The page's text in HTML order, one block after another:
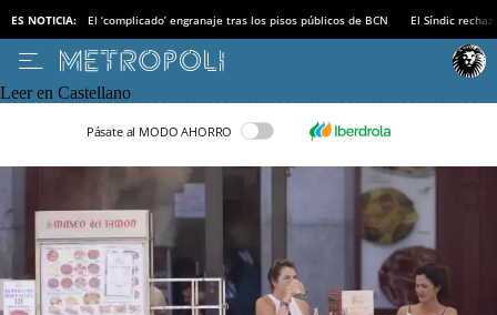
ES NOTICIA: El ‘complicado’ engranaje tras los pisos públicos de BCN El Síndic
Leer en Castellano
Pásate al MODO AHORRO